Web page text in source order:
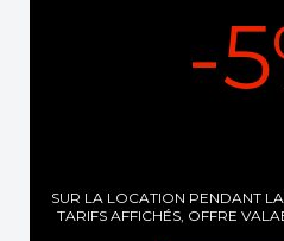
-
SUR LA LOCATION PENDANT
TARIFS AFFICHÉS, OFFRE